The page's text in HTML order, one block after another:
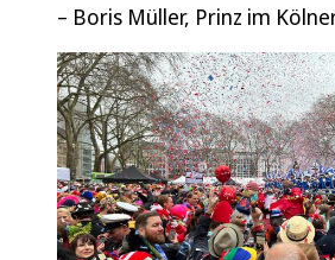
Boris Müller, Prinz im